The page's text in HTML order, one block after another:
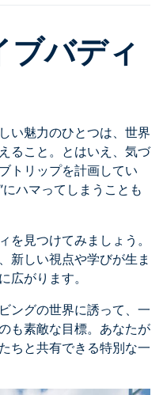
ブバディ
い魅力のひとつは、世界
ること。とはいえ、気づ
トリップを計画してい
ハマってしまうことも
見つけてみましょう。
新しい視点や学びが生ま
広がります。
ングの世界に誘って、一
も素敵な目標。あなたが
ちと共有できる特別な一